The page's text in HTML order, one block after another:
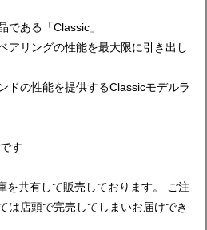
である「Classic」
アリングの性能を最大限に引き出し
ドの性能を提供するClassicモデルラ
す
共有して販売しております。 ご注
は店頭で完売してしまいお届けでき